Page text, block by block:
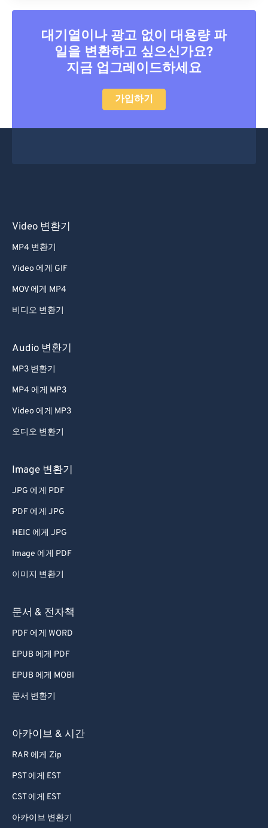
대기열이나 광고 없이 대용량 파
일을 변환하고 싶으신가요?
지금 업그레이드하세요
가입하기
Video 변환기
MP4 변환기
Video 에게 GIF
MOV 에게 MP4
비디오 변환기
Audio 변환기
MP3 변환기
MP4 에게 MP3
Video 에게 MP3
오디오 변환기
Image 변환기
JPG 에게 PDF
PDF 에게 JPG
HEIC 에게 JPG
Image 에게 PDF
이미지 변환기
문서 & 전자책
PDF 에게 WORD
EPUB 에게 PDF
EPUB 에게 MOBI
문서 변환기
아카이브 & 시간
RAR 에게 Zip
PST 에게 EST
CST 에게 EST
아카이브 변환기